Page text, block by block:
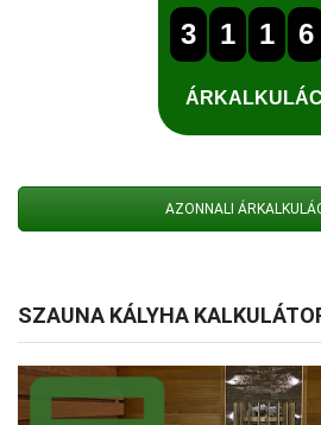
AZONNALI
SZAUNA KÁLYHA